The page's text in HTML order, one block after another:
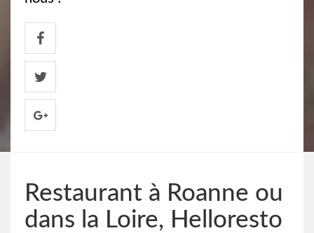
Restaurant à Roanne ou
dans la Loire, Helloresto